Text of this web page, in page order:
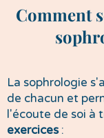
Comment
La sophrologie
de chacun et
l'écoute de soi à
exercices: